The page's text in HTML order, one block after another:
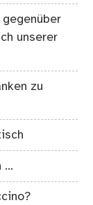
unserer
zu
…